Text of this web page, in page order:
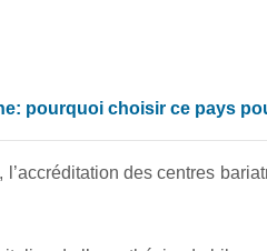
pourquoi choisir ce pays
des centres